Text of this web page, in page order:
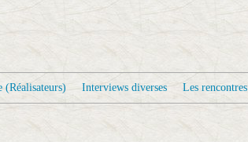
Interviews diverses Les rencontres